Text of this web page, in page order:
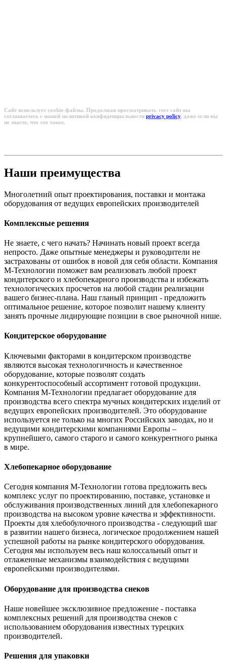
Сайт использует cookie-файлы. Продолжая просматривать этот сайт вы
соглашаетесь с нашей политикой конфиденциальности privacy policy, даже если вы
не знаете, что это такое.
Наши преимущества
Многолетний опыт проектирования, поставки и монтажа
оборудования от ведущих европейских производителей
Комплексные решения
Не знаете, с чего начать? Начинать новый проект всегда
непросто. Даже опытные менеджеры и руководители не
застрахованы от ошибок в новой для себя области. Компания
М-Технологии поможет вам реализовать любой проект
кондитерского и хлебопекарного производства и избежать
технологических просчетов на любой стадии реализации
вашего бизнес-плана. Наш гланый принцип - предложить
оптимальное решение, которое позволит нашему клиенту
занять прочные лидирующие позиции в свое рыночной нише.
Кондитерское оборудование
Ключевыми факторами в кондитерском производстве
являются высокая технологичность и качественное
оборудование, которые позволят создать
конкурентоспособный ассортимент готовой продукции.
Компания М-Технологии предлагает оборудование для
производства всего спектра мучных кондитерских изделий от
ведущих европейских производителей. Это оборудование
используется не только на многих Российских заводах, но и
ведущими кондитерскими компаниями Европы –
крупнейшего, самого старого и самого конкурентного рынка
в мире.
Хлебопекарное оборудование
Сегодня компания М-Технологии готова предложить весь
комплекс услуг по проектированию, поставке, установке и
обслуживания производственных линий для хлебопекарного
производства на высоком уровне качества и эффективности.
Проекты для хлебобулочного производства - следующий шаг
в развитии нашего бизнеса, логическое продолжением нашей
успешной работы на рынке кондитерского оборудования.
Сегодня мы используем весь наш колоссальный опыт и
отлаженные механизмы взаимодействия с ведущими
европейскими производителями.
Оборудование для производства снеков
Наше новейшее эксклюзивное предложение - поставка
комплексных решений для производства снеков с
использованием оборудования известных турецких
производителей.
Решения для упаковки